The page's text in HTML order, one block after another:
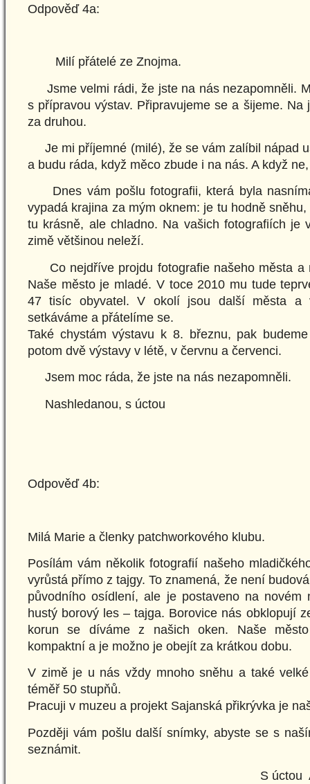
Odpověď 4a:
Milí přátelé ze Znojma.
Jsme velmi rádi, že jste na nás nezapomněli.
s přípravou výstav. Připravujeme se a šijeme. Na
za druhou.
Je mi příjemné (milé), že se vám zalíbil nápad
a budu ráda, když měco zbude i na nás. A když
Dnes vám pošlu fotografii, která byla
vypadá krajina za mým oknem: je tu hodně
tu krásně, ale chladno. Na vašich fotografiích je
zimě většinou neleží.
Co nejdříve projdu fotografie našeho města a
Naše město je mladé. V toce 2010 mu tude
47 tisíc obyvatel. V okolí jsou další města a
setkáváme a přátelíme se.
Také chystám výstavu k 8. březnu, pak
potom dvě výstavy v létě, v červnu a červenci.
Jsem moc ráda, že jste na nás nezapomněli.
Nashledanou, s úctou
Odpověď 4b:
Milá Marie a členky patchworkového klubu.
Posílám vám několik fotografií našeho
vyrůstá přímo z tajgy. To znamená, že není
původního osídlení, ale je postaveno na novém
hustý borový les – tajga. Borovice nás obklopují
korun se díváme z našich oken. Naše
kompaktní a je možno je obejít za krátkou dobu.
V zimě je u nás vždy mnoho sněhu a také
téměř 50 stupňů.
Pracuji v muzeu a projekt Sajanská přikrývka je
Později vám pošlu další snímky, abyste se s
seznámit.
S úctou